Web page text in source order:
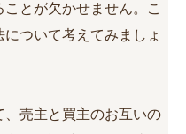
とが欠かせません。こ
ついて考えてみましょ
、売主と買主のお互いの